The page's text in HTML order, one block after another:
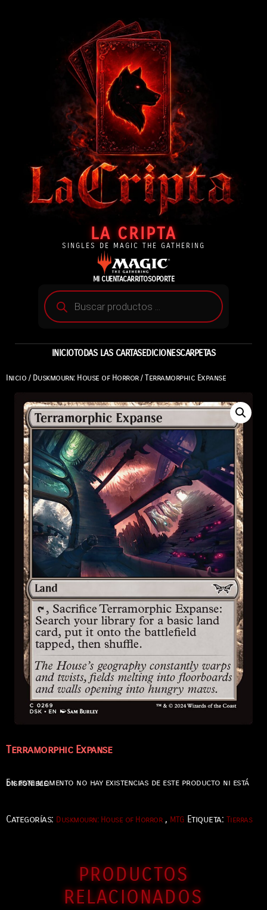
LA CRIPTA
SINGLES DE MAGIC THE GATHERING
MI CUENTACARRITOSOPORTE
INICIOTODAS LAS CARTASEDICIONESCARPETAS
Inicio / Duskmourn: House of Horror/ Terramorphic Expanse
Terramorphic Expanse
En este momento no hay existencias de este producto ni está disponible.
Categorías: Duskmourn: House of Horror , MTG Etiqueta: Tierras
PRODUCTOS
RELACIONADOS